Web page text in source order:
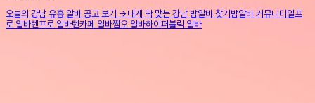
오늘의 강남 유흥 알바 공고 보기 → 내게 딱 맞는 강남 밤알바 찾기 밤알바 커뮤니티 일프
로 알바텐프로 알바텐카페 알바쩜오 알바하이퍼블릭 알바